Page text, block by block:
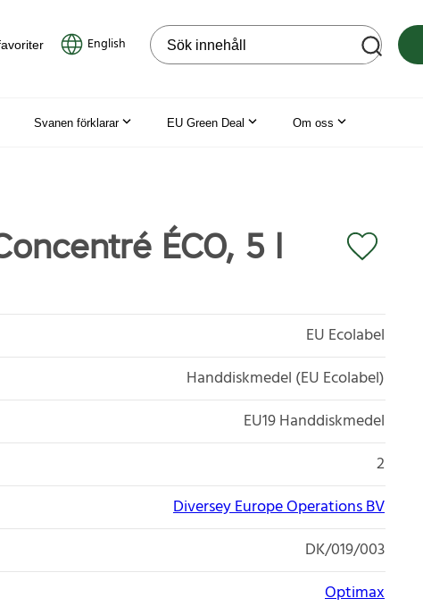
English Sök på webbplatsen
Svanen förklarar EU Green Deal Om oss
ÉCO, 5 l
EU Ecolabel
Handdiskmedel (EU Ecolabel)
EU19 Handdiskmedel
2
Diversey Europe Operations BV
DK/019/003
Optimax